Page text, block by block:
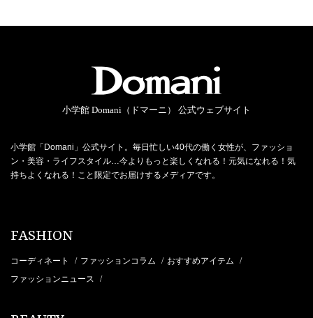
小学館 Domani（ドマーニ） 公式ウェブサイト
小学館「Domani」公式サイト。毎日忙しい40代の働く女性が、ファッショ
ン・美容・ライフスタイル…今よりもっと楽しくなれる！元気になれる！気
持ちよくなれる！こと限定でお届けするメディアです。
FASHION
コーディネート / ファッションコラム / おすすめアイテム /
ファッションニュース /